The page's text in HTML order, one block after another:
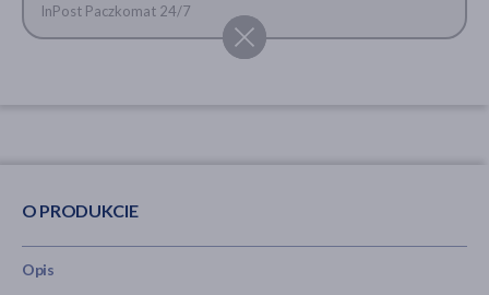
InPost Paczkomat 24/7
O PRODUKCIE
Opis